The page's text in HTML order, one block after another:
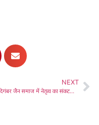
NEXT
इंदौर दिगंबर जैन समाज में नेतृत्व का संकट—’मनोनीत’ बनाम ‘निर्वाचित’ की जंग